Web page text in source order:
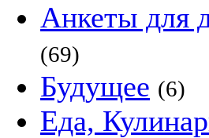
Анкеты для
(69)
Будущее (6)
Еда,